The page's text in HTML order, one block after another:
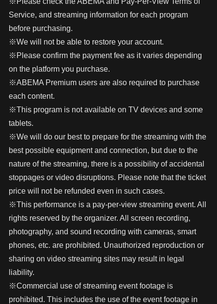
Service, and streaming information for each program
before purchasing.
※We will not be able to restore your account.
※Please confirm the payment fee as it varies depending
on the platform you purchase.
※ABEMA Premium users are also required to purchase
each content.
※This program is not available on TV devices and some
tablets.
※We will do our best to prepare for the streaming with the
best possible equipment and connection, but due to the
nature of the streaming, there is a possibility of accidental
stoppages or video disruptions. Please note that the ticket
price will not be refunded even in such cases.
※This performance is a pay-per-view streaming event. All
rights reserved by the organizer. All screen recording,
photography, and sound recording with cameras, smart
phones, etc. are prohibited. Unauthorized reproduction or
sharing on video streaming sites may result in legal
liability.
※Commercial use of streaming event footage is
prohibited. This includes the use of the event footage in